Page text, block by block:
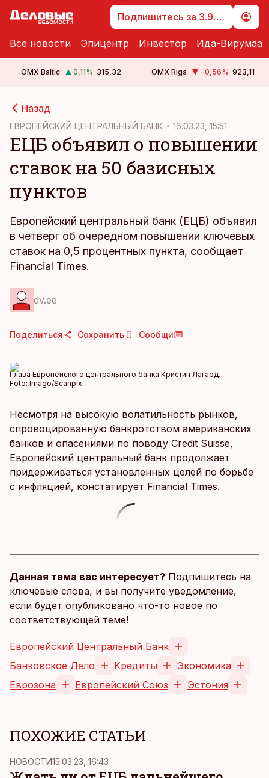
Подпишитесь за 3.99 €
Все новости Эпицентр Инвестор Ида-Вирумаа
OMX Baltic 0,11% 315,32 OMX Riga −0,56% 923,11
Назад
ЕВРОПЕЙСКИЙ ЦЕНТРАЛЬНЫЙ БАНК 16.03.23, 15:51
ЕЦБ объявил о повышении
ставок на 50 базисных
пунктов
Европейский центральный банк (ЕЦБ) объявил
в четверг об очередном повышении ключевых
ставок на 0,5 процентных пункта, сообщает
Financial Times.
dv.ee
Поделиться Сохранить Сообщи
Глава Европейского центрального банка Кристин Лагард.
Foto: Imago/Scanpix
Несмотря на высокую волатильность рынков,
спровоцированную банкротством американских
банков и опасениями по поводу Credit Suisse,
Европейский центральный банк продолжает
придерживаться установленных целей по борьбе
с инфляцией, констатирует Financial Times.
Данная тема вас интересует? Подпишитесь на
ключевые слова, и вы получите уведомление,
если будет опубликовано что-то новое по
соответствующей теме!
Европейский Центральный Банк
Банковское Дело
Кредиты
Экономика
Еврозона
Европейский Союз Эстония
ПОХОЖИЕ СТАТЬИ
НОВОСТИ15.03.23, 16:43